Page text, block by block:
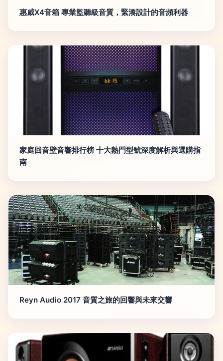
惠威X4音箱 專業監聽級音質，緊湊設計的音頻利器
家庭回音壁音響排行榜 十大熱門型號深度解析與選購指
南
Reyn Audio 2017 音質之旅的回響與未來交響